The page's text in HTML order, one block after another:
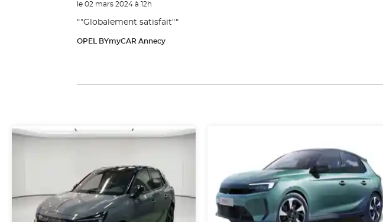
le 02 mars 2024 à 12h
""Globalement satisfait""
OPEL BYmyCAR Annecy